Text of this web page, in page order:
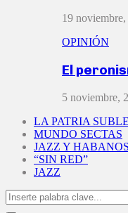
19
OPINIÓN
El
5 noviembre,
LA PATRIA
MUNDO SECTAS
JAZZ Y HABANOS
“SIN RED”
JAZZ
Search
for: